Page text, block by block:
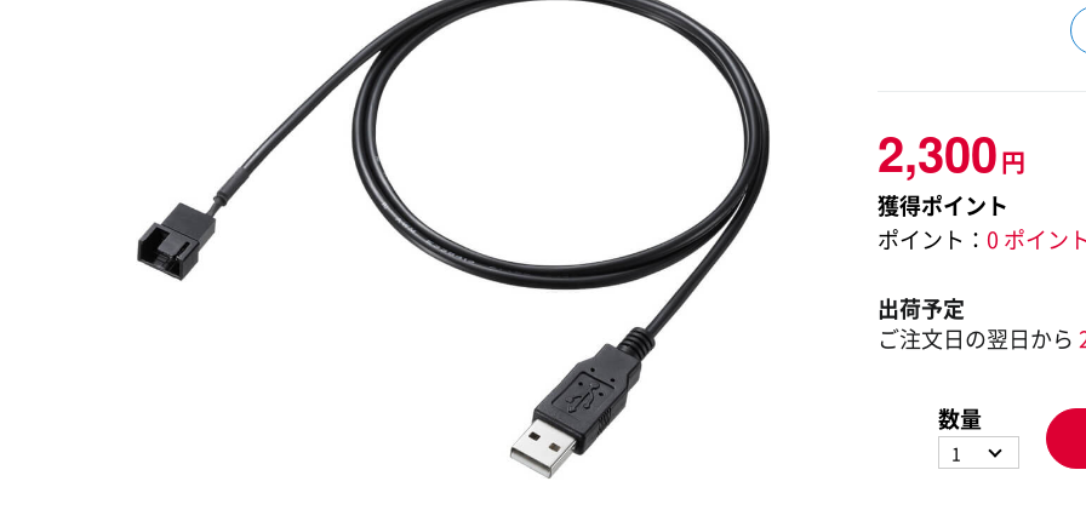
2,300円
獲得ポイント
ポイント： 0 ポイント
出荷予定
ご注文日の翌日から
数量
1